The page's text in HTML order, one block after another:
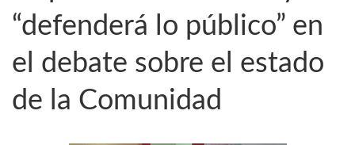
“defenderá lo público” en
el debate sobre el estado
de la Comunidad